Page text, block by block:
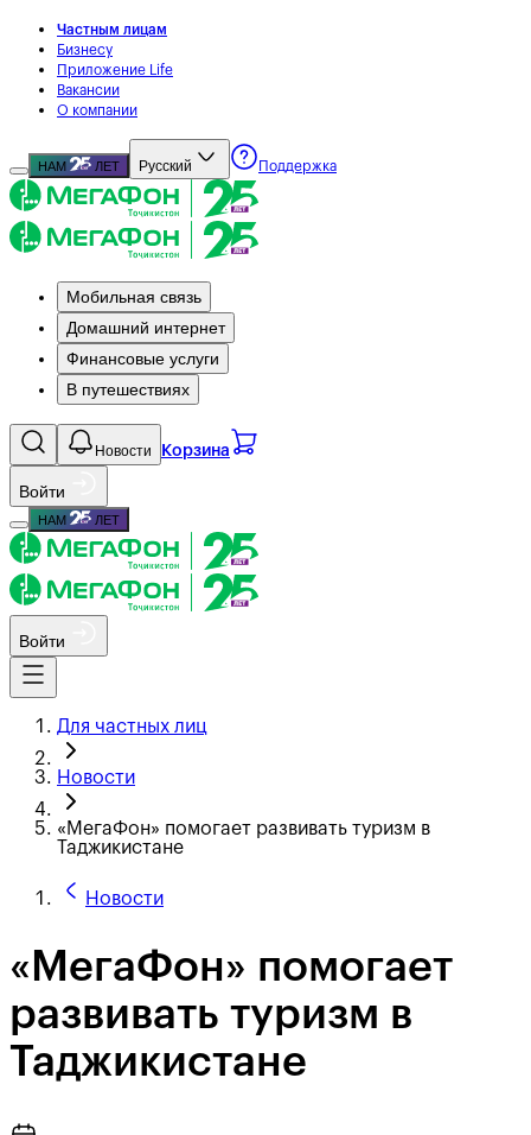
Частным лицам
Бизнесу
Приложение Life
Вакансии
О компании
НАМ ЛЕТ Русский Поддержка
Мобильная связь
Домашний интернет
Финансовые услуги
В путешествиях
Новости Корзина
Войти
НАМ ЛЕТ
Войти
Для частных лиц
Новости
«МегаФон» помогает развивать туризм в
Таджикистане
Новости
«МегаФон» помогает
развивать туризм в
Таджикистане